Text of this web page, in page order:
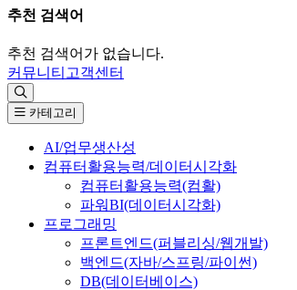
추천 검색어
추천 검색어가 없습니다.
커뮤니티 고객센터
카테고리
AI/업무생산성
컴퓨터활용능력/데이터시각화
컴퓨터활용능력(컴활)
파워BI(데이터시각화)
프로그래밍
프론트엔드(퍼블리싱/웹개발)
백엔드(자바/스프링/파이썬)
DB(데이터베이스)